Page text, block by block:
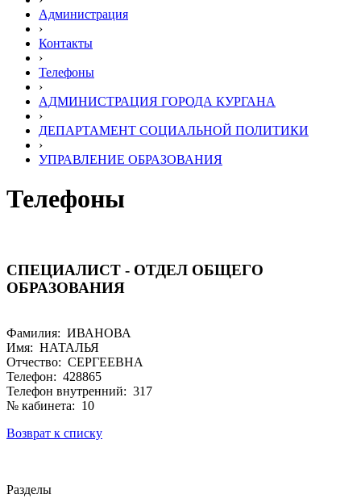
Администрация
›
Контакты
›
Телефоны
›
АДМИНИСТРАЦИЯ ГОРОДА КУРГАНА
›
ДЕПАРТАМЕНТ СОЦИАЛЬНОЙ ПОЛИТИКИ
›
УПРАВЛЕНИЕ ОБРАЗОВАНИЯ
Телефоны
СПЕЦИАЛИСТ - ОТДЕЛ ОБЩЕГО
ОБРАЗОВАНИЯ
Фамилия: ИВАНОВА
Имя: НАТАЛЬЯ
Отчество: СЕРГЕЕВНА
Телефон: 428865
Телефон внутренний: 317
№ кабинета: 10
Возврат к списку
Разделы